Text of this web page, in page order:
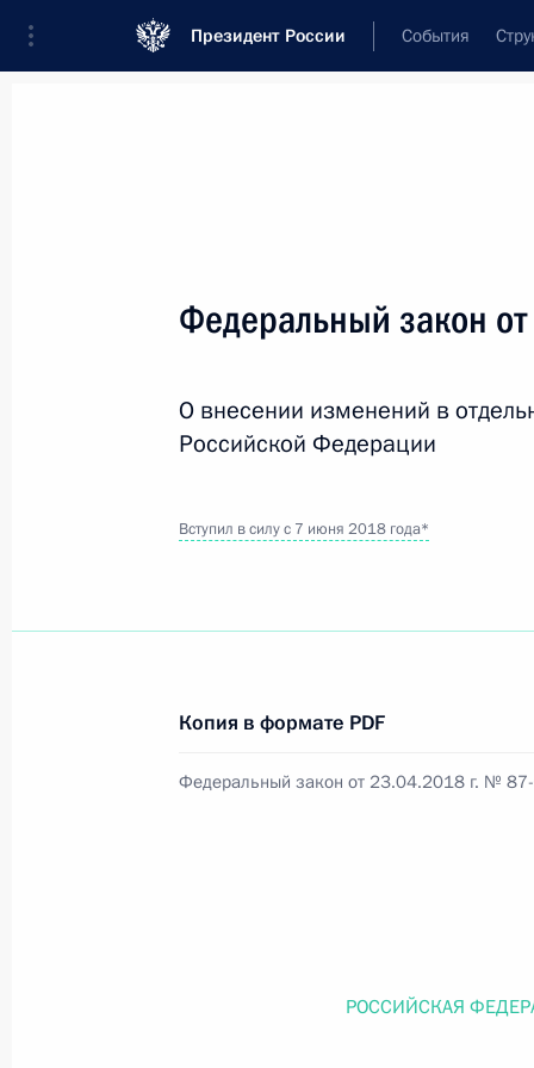
Президент России События
Текст в документе
Вид документа
Все
Федеральный закон
О внесении изменений в
Российской Федерации
Вступил в силу с 7 июня 2018 года*
Копия в формате PDF
Федеральный закон от 23.04.2018 г. №
РОССИЙСКАЯ